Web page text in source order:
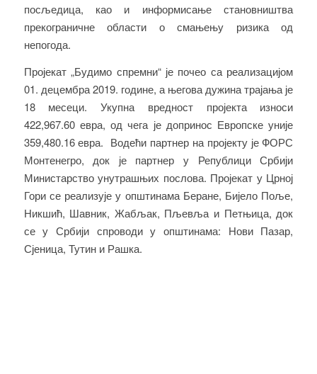
посљедица, као и информисање становништва
прекограничне области о смањењу ризика од
непогода.
Пројекат „Будимо спремни“ је почео са реализацијом
01. децембра 2019. године, а његова дужина трајања је
18 месеци. Укупна вредност пројекта износи
422,967.60 евра, од чега је допринос Европске уније
359,480.16 евра. Водећи партнер на пројекту је ФОРС
Монтенегро, док је партнер у Републици Србији
Министарство унутрашњих послова. Пројекат у Црној
Гори се реализује у општинама Беране, Бијело Поље,
Никшић, Шавник, Жабљак, Пљевља и Петњица, док
се у Србији спроводи у општинама: Нови Пазар,
Сјеница, Тутин и Рашка.